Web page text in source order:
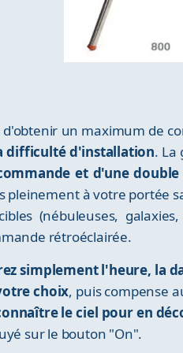
d'obtenir un maximum de
difficulté d'installation. La
et d'une
pleinement à votre portée
(nébuleuses,
rétroéclairée.
simplement l'heure, la
choix, puis compense
le ciel pour en
sur le bouton "On".